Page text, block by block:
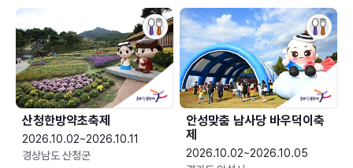
산청한방약초축제
2026.10.02~2026.10.11
경상남도 산청군
안성맞춤 남사당 바우덕이축
제
2026.10.02~2026.10.05